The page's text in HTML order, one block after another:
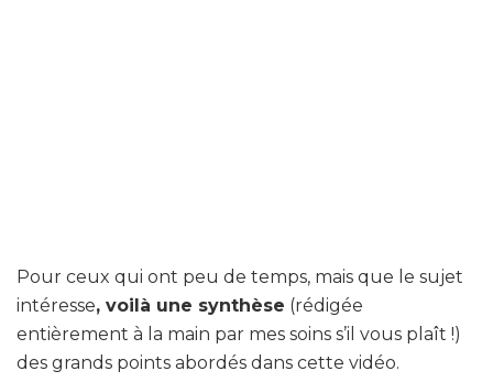
Pour ceux qui ont peu de temps, mais que le sujet
intéresse, voilà une synthèse (rédigée
entièrement à la main par mes soins s’il vous plaît !)
des grands points abordés dans cette vidéo.